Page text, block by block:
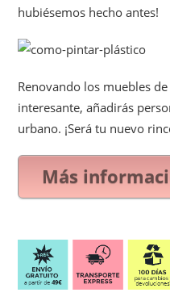
hubiésemos hecho antes!
Renovando los muebles
interesante, añadirás
urbano. ¡Será tu nuevo
Más